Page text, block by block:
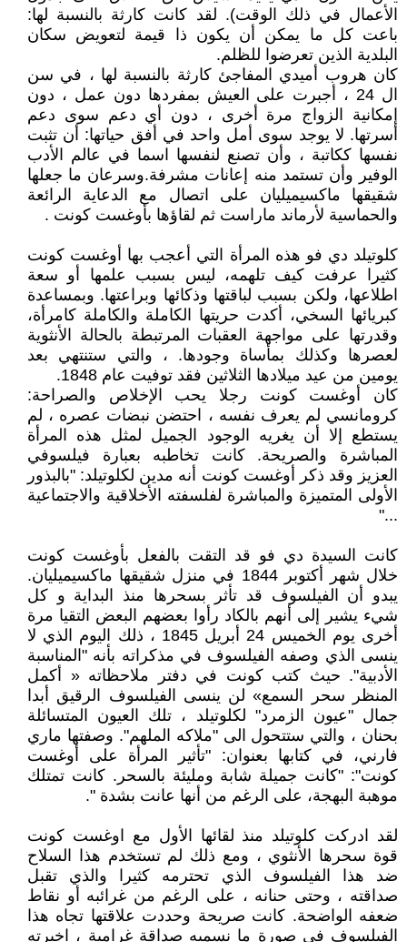
الأعمال في ذلك الوقت). لقد كانت كارثة بالنسبة لها:
باعت كل ما يمكن أن يكون ذا قيمة لتعويض سكان
البلدية الذين تعرضوا للظلم.
كان هروب أميدي المفاجئ كارثة بالنسبة لها ، في سن
ال 24 ، أجبرت على العيش بمفردها دون عمل ، دون
إمكانية الزواج مرة أخرى ، دون أي دعم سوى دعم
أسرتها. لا يوجد سوى أمل واحد في أفق حياتها: أن تثبت
نفسها ككاتبة ، وأن تصنع لنفسها اسما في عالم الأدب
الوفير وأن تستمد منه إعانات مشرفة.وسرعان ما جعلها
شقيقها ماكسيميليان على اتصال مع الدعاية الرائعة
والحماسية لأرماند ماراست ثم لقاؤها بأوغست كونت .
كلوتيلد دي فو هذه المرأة التي أعجب بها أوغست كونت
كثيرا عرفت كيف تلهمه، ليس بسبب علمها أو سعة
اطلاعها، ولكن بسبب لباقتها وذكائها وبراعتها. وبمساعدة
كبريائها السخي، أكدت حريتها الكاملة والكاملة كامرأة،
وقدرتها على مواجهة العقبات المرتبطة بالحالة الأنثوية
لعصرها وكذلك بمأساة وجودها. ، والتي ستنتهي بعد
يومين من عيد ميلادها الثلاثين فقد توفيت عام 1848.
كان أوغست كونت رجلا يحب الإخلاص والصراحة:
كرومانسي لم يعرف نفسه ، احتضن نبضات عصره ، لم
يستطع إلا أن يغريه الوجود الجميل لمثل هذه المرأة
المباشرة والصريحة. كانت تخاطبه بعبارة فيلسوفي
العزيز وقد ذكر أوغست كونت أنه مدين لكلوتيلد: "بالبذور
الأولى المتميزة والمباشرة لفلسفته الأخلاقية والاجتماعية
..."
كانت السيدة دي فو قد التقت بالفعل بأوغست كونت
خلال شهر أكتوبر 1844 في منزل شقيقها ماكسيميليان.
يبدو أن الفيلسوف قد تأثر بسحرها منذ البداية و كل
شيء يشير إلى أنهم بالكاد رأوا بعضهم البعض التقيا مرة
أخرى يوم الخميس 24 أبريل 1845 ، ذلك اليوم الذي لا
ينسى الذي وصفه الفيلسوف في مذكراته بأنه "المناسبة
الأدبية". حيث كتب كونت في دفتر ملاحظاته « أكمل
المنظر سحر السمع» لن ينسى الفيلسوف الرقيق أبدا
جمال "عيون الزمرد" لكلوتيلد ، تلك العيون المتسائلة
بحنان ، والتي ستتحول الى "ملاكه الملهم". وصفتها ماري
فارني، في كتابها بعنوان: "تأثير المرأة على أوغست
كونت": "كانت جميلة شابة ومليئة بالسحر. كانت تمتلك
موهبة البهجة، على الرغم من أنها عانت بشدة ".
لقد ادركت كلوتيلد منذ لقائها الأول مع اوغست كونت
قوة سحرها الأنثوي ، ومع ذلك لم تستخدم هذا السلاح
ضد هذا الفيلسوف الذي تحترمه كثيرا والذي تقبل
صداقته ، وحتى حنانه ، على الرغم من غرائبه أو نقاط
ضعفه الواضحة. كانت صريحة وحددت علاقتها تجاه هذا
الفيلسوف في صورة ما نسميه صداقة غرامية ، اخبرته